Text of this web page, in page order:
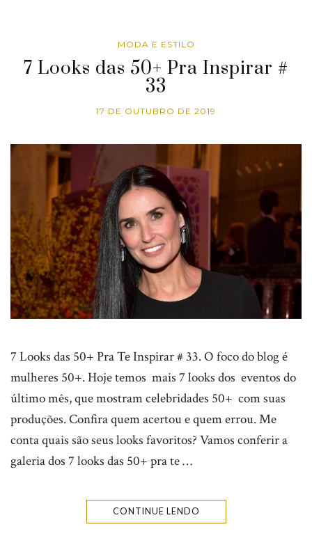
MODA E ESTILO
7 Looks das 50+ Pra Inspirar #
33
17 DE OUTUBRO DE 2019
7 Looks das 50+ Pra Te Inspirar # 33. O foco do blog é
mulheres 50+. Hoje temos mais 7 looks dos eventos do
último mês, que mostram celebridades 50+ com suas
produções. Confira quem acertou e quem errou. Me
conta quais são seus looks favoritos? Vamos conferir a
galeria dos 7 looks das 50+ pra te …
CONTINUE LENDO